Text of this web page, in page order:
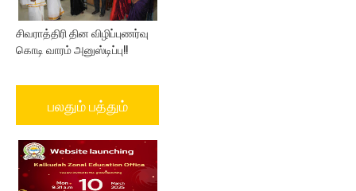
சிவராத்திரி தின விழிப்புணர்வு
கொடி வாரம் அனுஸ்டிப்பு!!
பலதும் பத்தும்